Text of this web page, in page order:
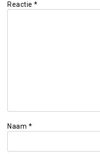
Reactie *
Naam *